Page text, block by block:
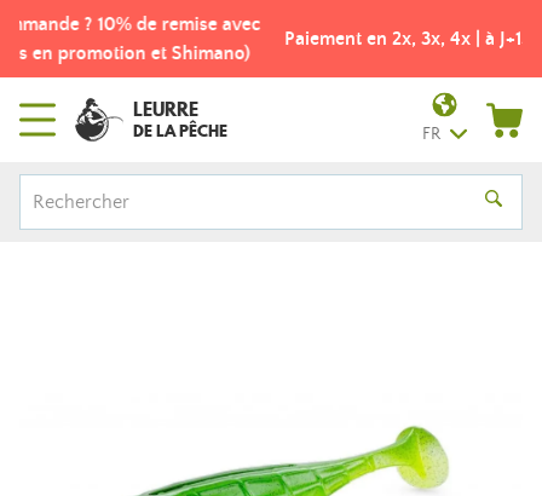
Nouveau client ? Première commande ? 10% de remise avec
le code XE2R43 (Hors produits en promotion et Shimano)
LEURRE
DE LA PÊCHE FR